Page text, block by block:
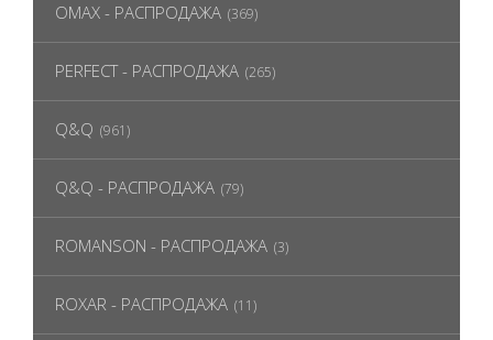
OMAX - РАСПРОДАЖА (369)
PERFECT - РАСПРОДАЖА (265)
Q&Q (961)
Q&Q - РАСПРОДАЖА (79)
ROMANSON - РАСПРОДАЖА (3)
ROXAR - РАСПРОДАЖА (11)